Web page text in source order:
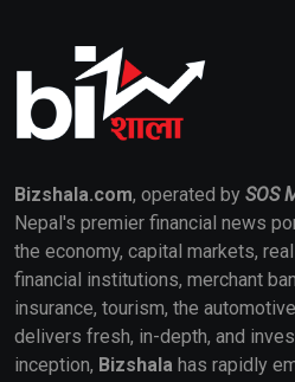
Bizshala.com, operated by SOS
Nepal's premier financial news
the economy, capital markets,
financial institutions, merchant
insurance, tourism, the
delivers fresh, in-depth, and
inception, Bizshala has rapidly